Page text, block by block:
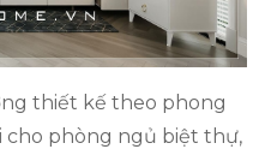
thiết kế theo phong
cho phòng ngủ biệt thự,